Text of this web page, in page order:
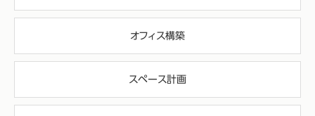
オフィス構築
スペース計画